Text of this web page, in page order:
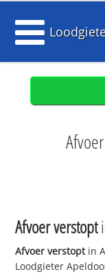
Afvoer verstopt
Afvoer verstoptin
Loodgieter